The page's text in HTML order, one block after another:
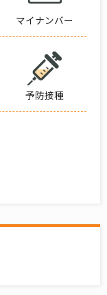
マイナンバー
予防接種